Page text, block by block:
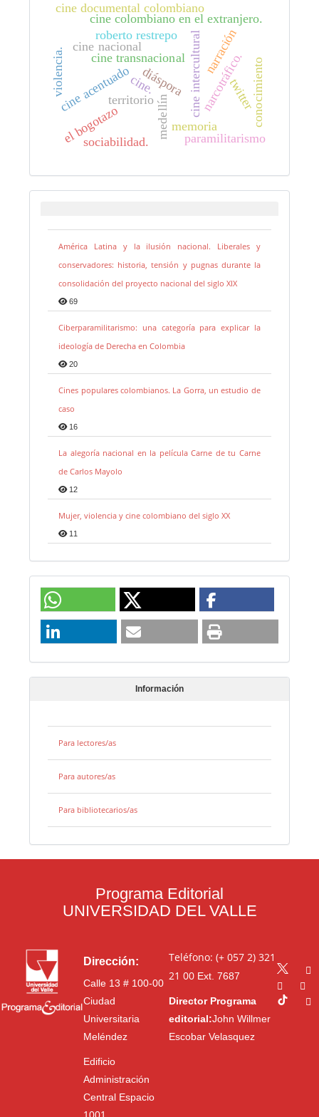
cine nacional
cine transnacional
diáspora cine intercultural
cine acentuado
cine colombiano en el extranjero.
medellín
narración
territorio
memoria
cine.
cine documental colombiano
el bogotazo
roberto restrepo
violencia.
paramilitarismo
narcotráfico.
twitterconocimiento
sociabilidad.
América Latina y la ilusión nacional. Liberales y
conservadores: historia, tensión y pugnas durante la
consolidación del proyecto nacional del siglo XIX
69
Ciberparamilitarismo: una categoría para explicar la
ideología de Derecha en Colombia
20
Cines populares colombianos. La Gorra, un estudio de
caso
16
La alegoría nacional en la película Carne de tu Carne
de Carlos Mayolo
12
Mujer, violencia y cine colombiano del siglo XX
11
Información
Para lectores/as
Para autores/as
Para bibliotecarios/as
Programa Editorial
UNIVERSIDAD DEL VALLE
Dirección:
Calle 13 # 100-00
Ciudad
Universitaria
Meléndez
Edificio
Administración
Central Espacio
1001
Teléfono: (+ 057 2) 321
21 00Ext. 7687
Director Programa
editorial:John Willmer
Escobar Velasquez